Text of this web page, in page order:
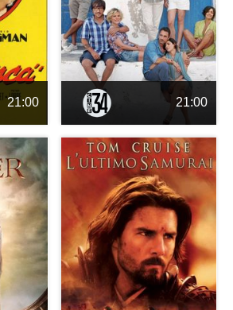
21:00 21:00